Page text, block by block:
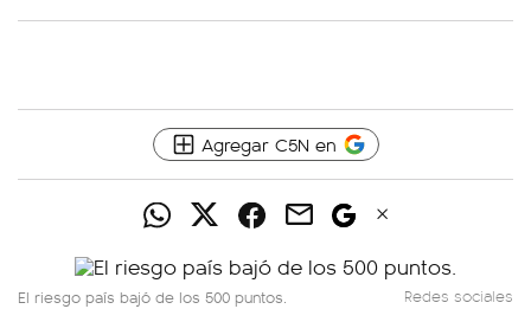
Agregar C5N en
El riesgo país bajó de los 500 puntos. Redes sociales